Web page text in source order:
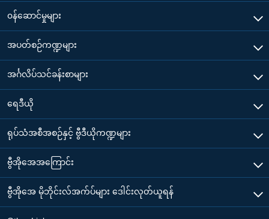
၀န်ဆောင်မှုများ
အပတ်စဉ်ကဏ္ဍများ
အင်္ဂလိပ်သင်ခန်းစာများ
ရေဒီယို
ရုပ်သံအစီအစဉ်နှင့် ဗွီဒီယိုကဏ္ဍများ
ဗွီအိုအေအကြောင်း
ဗွီအိုအေ မိုဘိုင်းလ်အက်ပ်များ ဒေါင်းလုတ်ယူရန်